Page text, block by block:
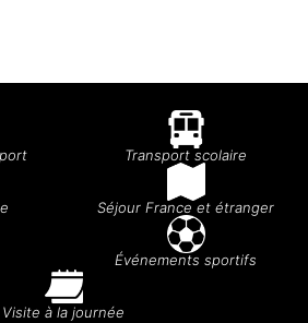
Transport scolaire
Séjour France et étranger
Événements sportifs
Visite à la journée